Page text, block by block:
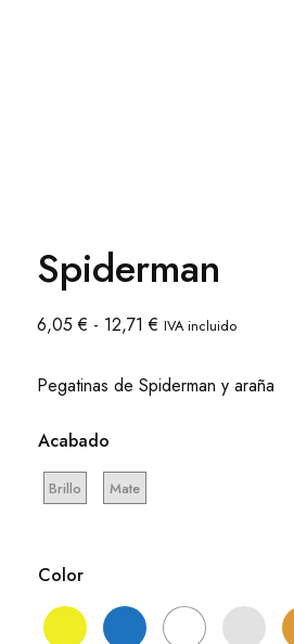
Spiderman
6,05€ - 12,71€ Rango
precios:
IVA incluido
Pegatinas de Spiderman y araña
Acabado
Brillo Mate
Color